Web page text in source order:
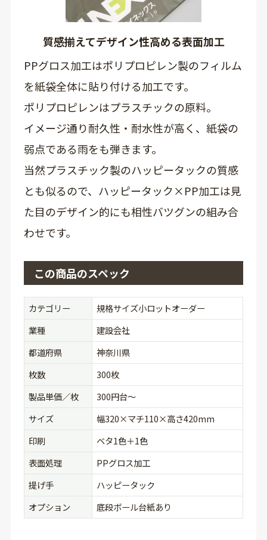
質感揃えてデザイン性高める表面加工
PPグロス加工はポリプロピレン製のフィルム
を紙袋全体に貼り付ける加工です。
ポリプロピレンはプラスチックの原料。
イメージ通り耐久性・耐水性が高く、紙袋の
弱点である雨をも弾きます。
当然プラスチック製のハッピータックの質感
とも似るので、ハッピータック×PP加工は見
た目のデザイン的にも相性バツグンの組み合
わせです。
この商品のスペック
カテゴリー
規格サイズ小ロットオーダー
業種
建設会社
都道府県
神奈川県
枚数
300枚
製品単価／枚
300円台〜
サイズ
幅320×マチ110×高さ420mm
印刷
ベタ1色＋1色
表面処理
PPグロス加工
提げ手
ハッピータック
オプション
底段ボール台紙あり